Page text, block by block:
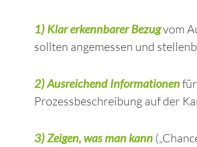
1) Klar erkennbarer Bezugvom
sollten angemessen und
2) Ausreichend Informationen
Prozessbeschreibung auf der
3) Zeigen, was man kann